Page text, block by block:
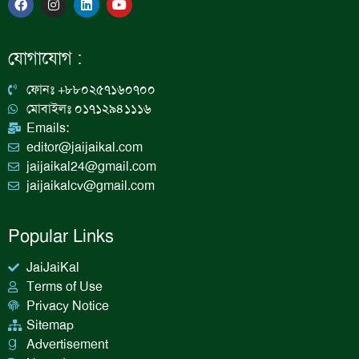
a
c
b
o
n
s
a
g
a
m
i
n
n
o
u
যোগাযোগ :
ফোনঃ +৮৮০২৫৭১৬০৭০০
মোবাইলঃ ০১৭১২৯৪১১১৬
Emails:
editor@jaijaikal.com
jaijaikal24@gmail.com
jaijaikalcv@gmail.com
Popular Links
JaiJaiKal
Terms of Use
Privacy Notice
Sitemap
Advertisement